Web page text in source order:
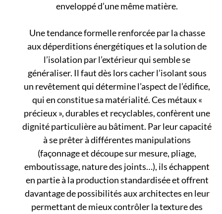
enveloppé d’une même matière.
Une tendance formelle renforcée par la chasse
aux déperditions énergétiques et la solution de
l’isolation par l’extérieur qui semble se
généraliser. Il faut dès lors cacher l’isolant sous
un revêtement qui détermine l’aspect de l’édifice,
qui en constitue sa matérialité. Ces métaux «
précieux », durables et recyclables, confèrent une
dignité particulière au bâtiment. Par leur capacité
à se prêter à différentes manipulations
(façonnage et découpe sur mesure, pliage,
emboutissage, nature des joints…), ils échappent
en partie à la production standardisée et offrent
davantage de possibilités aux architectes en leur
permettant de mieux contrôler la texture des